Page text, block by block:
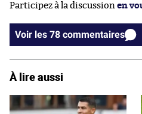
Participez à la discussion en
Voir les 78 commentaires
À lire aussi